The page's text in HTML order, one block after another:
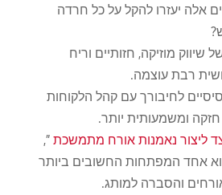
אלה יעזרו להקל על כל חרדה
מוזיקה, חזותיים וריח
רבת עוצמה.
לחיבורך עם קהל הלקוחות
ומשמעותית יותר.
ליצור נאמנות אורח מתמשכת",
אחד המפתחות החשובים ביותר
והסברה למותג.